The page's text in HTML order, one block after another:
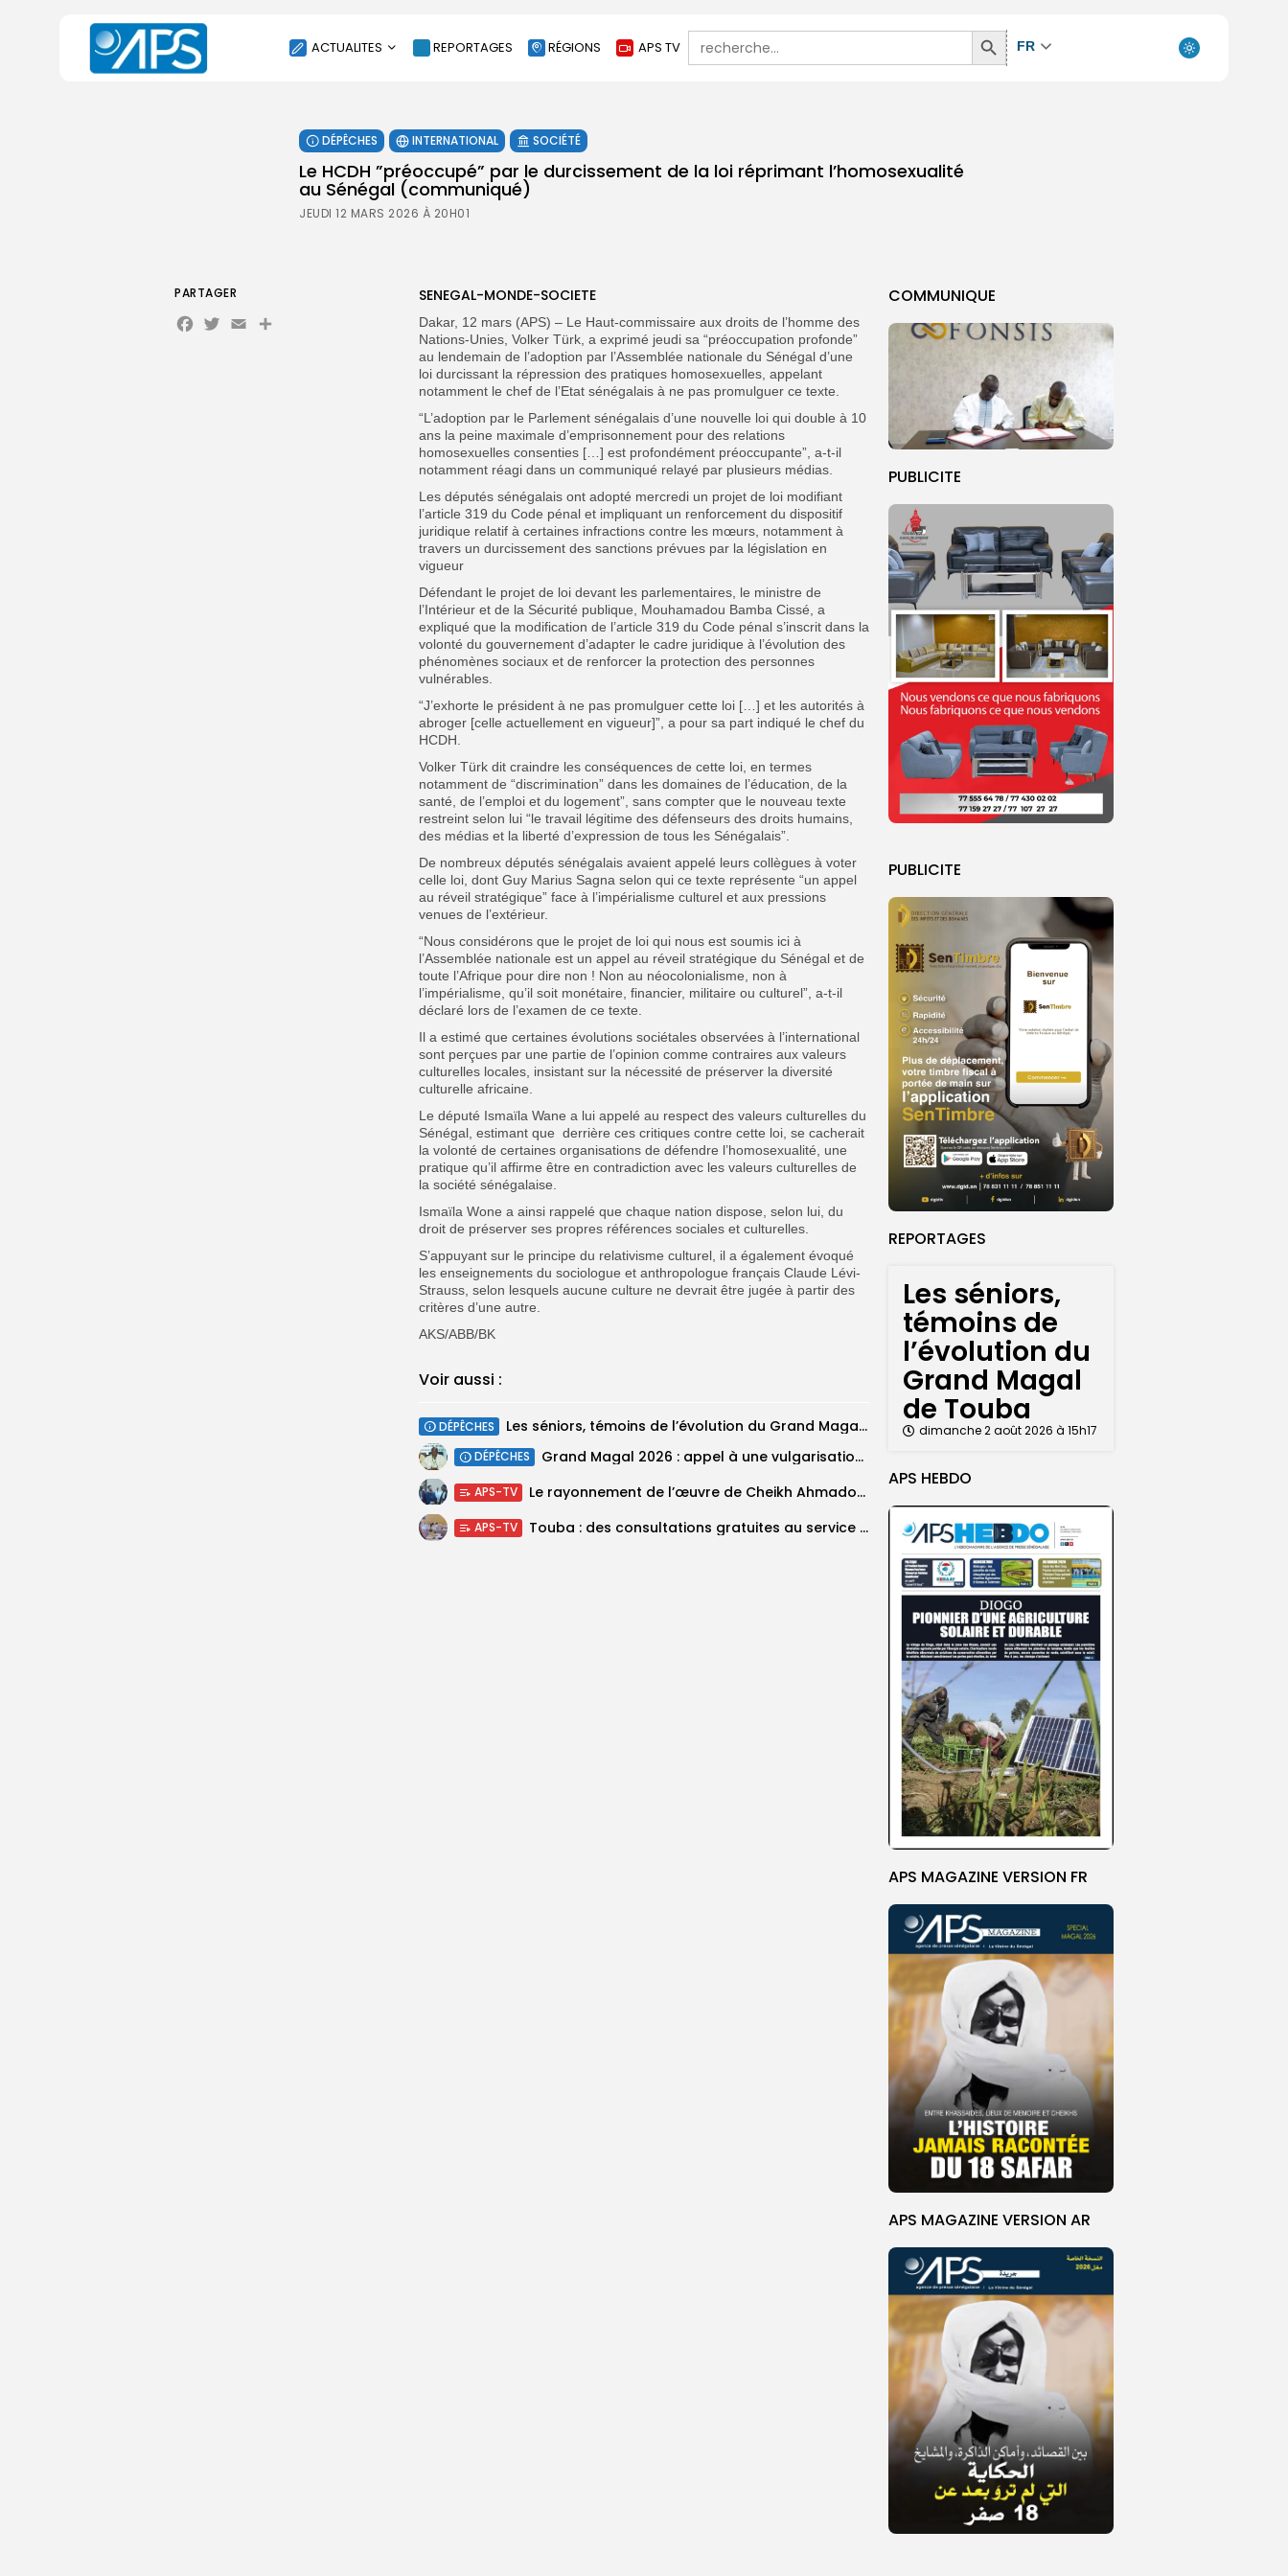
ACTUALITES
SOCIÉTÉ
ÉCONOMIE
CULTURE
REPORTAGES RÉGIONS APS TV
Search
for:
Search
Button
FR
DÉPÊCHES INTERNATIONAL SOCIÉTÉ
Le HCDH ”préoccupé” par le durcissement de la loi réprimant l’homosexualité
au Sénégal (communiqué)
JEUDI 12 MARS 2026 À 20H01
COMMUNIQUE
PUBLICITE
PUBLICITE
REPORTAGES
Les séniors,
témoins de
l’évolution du
Grand Magal
de Touba
dimanche 2 août 2026 à 15h17
APS HEBDO
APS MAGAZINE VERSION FR
APS MAGAZINE VERSION AR
SENEGAL-MONDE-SOCIETE
Dakar, 12 mars (APS) – Le Haut-commissaire aux droits de l’homme des
Nations-Unies, Volker Türk, a exprimé jeudi sa “préoccupation profonde”
au lendemain de l’adoption par l’Assemblée nationale du Sénégal d’une
loi durcissant la répression des pratiques homosexuelles, appelant
notamment le chef de l’Etat sénégalais à ne pas promulguer ce texte.
“L’adoption par le Parlement sénégalais d’une nouvelle loi qui double à 10
ans la peine maximale d’emprisonnement pour des relations
homosexuelles consenties […] est profondément préoccupante”, a-t-il
notamment réagi dans un communiqué relayé par plusieurs médias.
Les députés sénégalais ont adopté mercredi un projet de loi modifiant
l’article 319 du Code pénal et impliquant un renforcement du dispositif
juridique relatif à certaines infractions contre les mœurs, notamment à
travers un durcissement des sanctions prévues par la législation en
vigueur
Défendant le projet de loi devant les parlementaires, le ministre de
l’Intérieur et de la Sécurité publique, Mouhamadou Bamba Cissé, a
expliqué que la modification de l’article 319 du Code pénal s’inscrit dans la
volonté du gouvernement d’adapter le cadre juridique à l’évolution des
phénomènes sociaux et de renforcer la protection des personnes
vulnérables.
“J’exhorte le président à ne pas promulguer cette loi […] et les autorités à
abroger [celle actuellement en vigueur]”, a pour sa part indiqué le chef du
HCDH.
Volker Türk dit craindre les conséquences de cette loi, en termes
notamment de “discrimination” dans les domaines de l’éducation, de la
santé, de l’emploi et du logement”, sans compter que le nouveau texte
restreint selon lui “le travail légitime des défenseurs des droits humains,
des médias et la liberté d’expression de tous les Sénégalais”.
De nombreux députés sénégalais avaient appelé leurs collègues à voter
celle loi, dont Guy Marius Sagna selon qui ce texte représente “un appel
au réveil stratégique” face à l’impérialisme culturel et aux pressions
venues de l’extérieur.
“Nous considérons que le projet de loi qui nous est soumis ici à
l’Assemblée nationale est un appel au réveil stratégique du Sénégal et de
toute l’Afrique pour dire non ! Non au néocolonialisme, non à
l’impérialisme, qu’il soit monétaire, financier, militaire ou culturel”, a-t-il
déclaré lors de l’examen de ce texte.
Il a estimé que certaines évolutions sociétales observées à l’international
sont perçues par une partie de l’opinion comme contraires aux valeurs
culturelles locales, insistant sur la nécessité de préserver la diversité
culturelle africaine.
Le député Ismaïla Wane a lui appelé au respect des valeurs culturelles du
Sénégal, estimant que derrière ces critiques contre cette loi, se cacherait
la volonté de certaines organisations de défendre l’homosexualité, une
pratique qu’il affirme être en contradiction avec les valeurs culturelles de
la société sénégalaise.
Ismaïla Wone a ainsi rappelé que chaque nation dispose, selon lui, du
droit de préserver ses propres références sociales et culturelles.
S’appuyant sur le principe du relativisme culturel, il a également évoqué
les enseignements du sociologue et anthropologue français Claude Lévi-
Strauss, selon lesquels aucune culture ne devrait être jugée à partir des
critères d’une autre.
AKS/ABB/BK
Voir aussi :
DÉPÊCHES Les séniors, témoins de l’évolution du Grand Magal de Touba
DÉPÊCHES Grand Magal 2026 : appel à une vulgarisation du message universel de...
APS-TV Le rayonnement de l’œuvre de Cheikh Ahmadou Bamba au cœur des réflexions
APS-TV Touba : des consultations gratuites au service des populations
PARTAGER
Facebook
Twitter
EmailPartager